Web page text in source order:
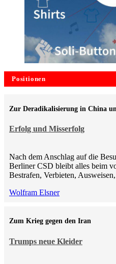
Positionen
Erfolg und Misserfolg
Zur Deradikalisierung in China
Nach dem Anschlag auf die
Berliner CSD bleibt alles beim
Bestrafen, Verbieten,
Wolfram Elsner
Trumps neue Kleider
Zum Krieg gegen den Iran